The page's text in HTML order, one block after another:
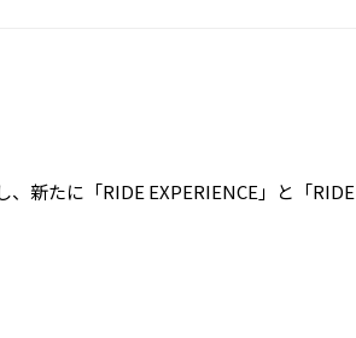
新たに「RIDE EXPERIENCE」と「RIDE